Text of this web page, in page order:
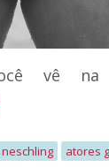
vê
atores